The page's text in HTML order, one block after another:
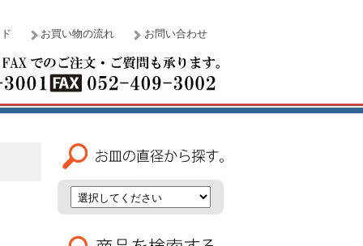
お買い物の流れ お問い合わせ